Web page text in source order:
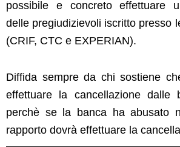
possibile e concreto effettuare
delle pregiudizievoli iscritto presso
(CRIF, CTC e EXPERIAN).
Diffida sempre da chi sostiene
effettuare la cancellazione dalle
perchè se la banca ha abusato
rapporto dovrà effettuare la